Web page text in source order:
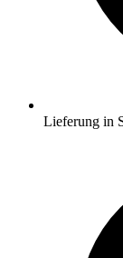
Lieferung in